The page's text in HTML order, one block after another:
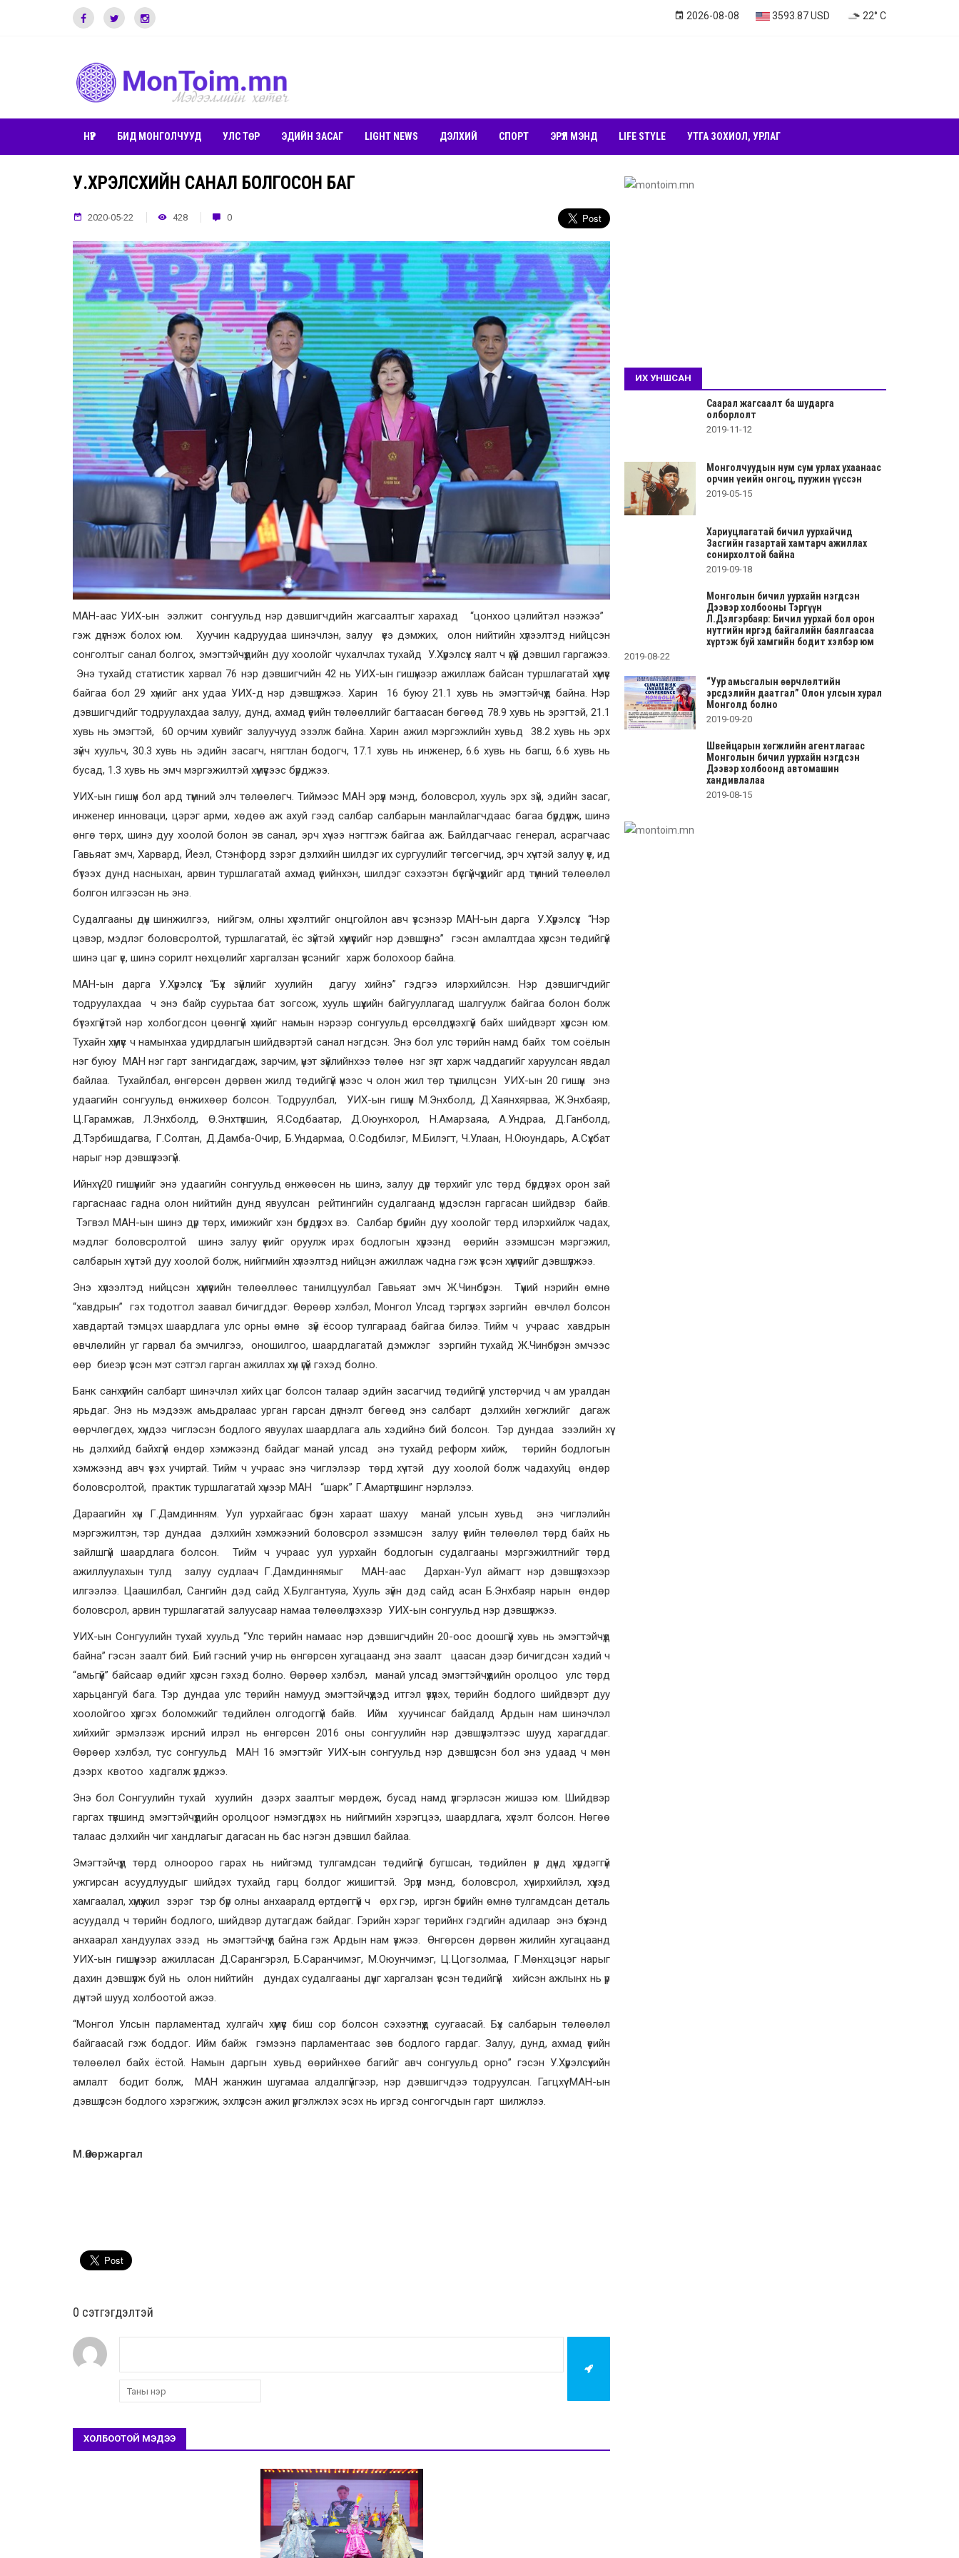
2026-08-08 3593.87 USD 22° C
НҮҮР БИД МОНГОЛЧУУД УЛС ТӨР ЭДИЙН ЗАСАГ LIGHT NEWS ДЭЛХИЙ СПОРТ ЭРҮҮЛ МЭНД LIFE STYLE УТГА ЗОХИОЛ, УРЛАГ
У.ХҮРЭЛСҮХИЙН САНАЛ БОЛГОСОН БАГ
2020-05-22 428 0
МАН-аас УИХ-ын ээлжит сонгуульд нэр дэвшигчдийн жагсаалтыг харахад “цонхоо цэлийтэл нээжээ”
гэж дүгнэж болох юм. Хуучин кадруудаа шинэчлэн, залуу үеэ дэмжих, олон нийтийн хүлээлтэд нийцсэн
сонголтыг санал болгох, эмэгтэйчүүдийн дуу хоолойг чухалчлах тухайд У.Хүрэлсүх яалт ч үгүй дэвшил гаргажээ.
Энэ тухайд статистик харвал 76 нэр дэвшигчийн 42 нь УИХ-ын гишүүнээр ажиллаж байсан туршлагатай хүмүүс
байгаа бол 29 хүнийг анх удаа УИХ-д нэр дэвшүүлжээ. Харин 16 буюу 21.1 хувь нь эмэгтэйчүүд байна. Нэр
дэвшигчдийг тодруулахдаа залуу, дунд, ахмад үеийн төлөөллийг багтаасан бөгөөд 78.9 хувь нь эрэгтэй, 21.1
хувь нь эмэгтэй, 60 орчим хувийг залуучууд эзэлж байна. Харин ажил мэргэжлийн хувьд 38.2 хувь нь эрх
зүйч хуульч, 30.3 хувь нь эдийн засагч, нягтлан бодогч, 17.1 хувь нь инженер, 6.6 хувь нь багш, 6.6 хувь нь
бусад, 1.3 хувь нь эмч мэргэжилтэй хүмүүсээс бүрджээ.
УИХ-ын гишүүн бол ард түмний элч төлөөлөгч. Тиймээс МАН эрүүл мэнд, боловсрол, хууль эрх зүй, эдийн засаг,
инженер инноваци, цэрэг арми, хөдөө аж ахуй гээд салбар салбарын манлайлагчдаас багаа бүрдүүлж, шинэ
өнгө төрх, шинэ дуу хоолой болон эв санал, эрч хүчээ нэгтгэж байгаа аж. Байлдагчаас генерал, асрагчаас
Гавьяат эмч, Харвард, Йеэл, Стэнфорд зэрэг дэлхийн шилдэг их сургуулийг төгсөгчид, эрч хүчтэй залуу үе, ид
бүтээх дунд насныхан, арвин туршлагатай ахмад үеийнхэн, шилдэг сэхээтэн бүсгүйчүүдийг ард түмний төлөөлөл
болгон илгээсэн нь энэ.
Судалгааны дүн шинжилгээ, нийгэм, олны хүсэлтийг онцгойлон авч үзсэнээр МАН-ын дарга У.Хүрэлсүх “Нэр
цэвэр, мэдлэг боловсролтой, туршлагатай, ёс зүйтэй хүмүүсийг нэр дэвшүүлнэ” гэсэн амлалтдаа хүрсэн төдийгүй
шинэ цаг үе, шинэ сорилт нөхцөлийг харгалзан үзсэнийг харж болохоор байна.
МАН-ын дарга У.Хүрэлсүх “Бүх зүйлийг хуулийн дагуу хийнэ” гэдгээ илэрхийлсэн. Нэр дэвшигчдийг
тодруулахдаа ч энэ байр суурьтаа бат зогсож, хууль шүүхийн байгууллагад шалгуулж байгаа болон болж
бүтэхгүйтэй нэр холбогдсон цөөнгүй хүнийг намын нэрээр сонгуульд өрсөлдүүлэхгүй байх шийдвэрт хүрсэн юм.
Тухайн хүмүүс ч намынхаа удирдлагын шийдвэртэй санал нэгдсэн. Энэ бол улс төрийн намд байх том соёлын
нэг буюу МАН нэг гарт зангидагдаж, зарчим, үнэт зүйлийнхээ төлөө нэг зүгт харж чаддагийг харуулсан явдал
байлаа. Тухайлбал, өнгөрсөн дөрвөн жилд төдийгүй үүнээс ч олон жил төр түшилцсэн УИХ-ын 20 гишүүн энэ
удаагийн сонгуульд өнжихөөр болсон. Тодруулбал, УИХ-ын гишүүн М.Энхболд, Д.Хаянхярваа, Ж.Энхбаяр,
Ц.Гарамжав, Л.Энхболд, Ө.Энхтүвшин, Я.Содбаатар, Д.Оюунхорол, Н.Амарзаяа, А.Ундраа, Д.Ганболд,
Д.Тэрбишдагва, Г.Солтан, Д.Дамба-Очир, Б.Ундармаа, О.Содбилэг, М.Билэгт, Ч.Улаан, Н.Оюундарь, А.Сүхбат
нарыг нэр дэвшүүлээгүй.
Ийнхүү 20 гишүүнийг энэ удаагийн сонгуульд өнжөөсөн нь шинэ, залуу дүр төрхийг улс төрд бүрдүүлэх орон зай
гаргаснаас гадна олон нийтийн дунд явуулсан рейтингийн судалгаанд үндэслэн гаргасан шийдвэр байв.
Тэгвэл МАН-ын шинэ дүр төрх, имижийг хэн бүрдүүлэх вэ. Салбар бүрийн дуу хоолойг төрд илэрхийлж чадах,
мэдлэг боловсролтой шинэ залуу үеийг оруулж ирэх бодлогын хүрээнд өөрийн эзэмшсэн мэргэжил,
салбарын хүчтэй дуу хоолой болж, нийгмийн хүлээлтэд нийцэн ажиллаж чадна гэж үзсэн хүмүүсийг дэвшүүлжээ.
Энэ хүлээлтэд нийцсэн хүмүүсийн төлөөллөөс танилцуулбал Гавьяат эмч Ж.Чинбүрэн. Түүний нэрийн өмнө
“хавдрын” гэх тодотгол заавал бичигддэг. Өөрөөр хэлбэл, Монгол Улсад тэргүүлэх зэргийн өвчлөл болсон
хавдартай тэмцэх шаардлага улс орны өмнө зүй ёсоор тулгараад байгаа билээ. Тийм ч учраас хавдрын
өвчлөлийн уг гарвал ба эмчилгээ, оношилгоо, шаардлагатай дэмжлэг зэргийн тухайд Ж.Чинбүрэн эмчээс
өөр биеэр үзсэн мэт сэтгэл гарган ажиллах хүн үгүй гэхэд болно.
Банк санхүүгийн салбарт шинэчлэл хийх цаг болсон талаар эдийн засагчид төдийгүй улстөрчид ч ам уралдан
ярьдаг. Энэ нь мэдээж амьдралаас урган гарсан дүгнэлт бөгөөд энэ салбарт дэлхийн хөгжлийг дагаж
өөрчлөгдөх, хүндээ чиглэсэн бодлого явуулах шаардлага аль хэдийнэ бий болсон. Тэр дундаа зээлийн хүү
нь дэлхийд байхгүй өндөр хэмжээнд байдаг манай улсад энэ тухайд реформ хийж, төрийн бодлогын
хэмжээнд авч үзэх учиртай. Тийм ч учраас энэ чиглэлээр төрд хүчтэй дуу хоолой болж чадахуйц өндөр
боловсролтой, практик туршлагатай хүнээр МАН “шарк” Г.Амартүвшинг нэрлэлээ.
Дараагийн хүн Г.Дамдинням. Уул уурхайгаас бүрэн хараат шахуу манай улсын хувьд энэ чиглэлийн
мэргэжилтэн, тэр дундаа дэлхийн хэмжээний боловсрол эзэмшсэн залуу үеийн төлөөлөл төрд байх нь
зайлшгүй шаардлага болсон. Тийм ч учраас уул уурхайн бодлогын судалгааны мэргэжилтнийг төрд
ажиллуулахын тулд залуу судлаач Г.Дамдиннямыг МАН-аас Дархан-Уул аймагт нэр дэвшүүлэхээр
илгээлээ. Цаашилбал, Сангийн дэд сайд Х.Булгантуяа, Хууль зүйн дэд сайд асан Б.Энхбаяр нарын өндөр
боловсрол, арвин туршлагатай залуусаар намаа төлөөлүүлэхээр УИХ-ын сонгуульд нэр дэвшүүлжээ.
УИХ-ын Сонгуулийн тухай хуульд “Улс төрийн намаас нэр дэвшигчдийн 20-оос доошгүй хувь нь эмэгтэйчүүд
байна” гэсэн заалт бий. Бий гэсний учир нь өнгөрсөн хугацаанд энэ заалт цаасан дээр бичигдсэн хэдий ч
“амьгүй” байсаар өдийг хүрсэн гэхэд болно. Өөрөөр хэлбэл, манай улсад эмэгтэйчүүдийн оролцоо улс төрд
харьцангуй бага. Тэр дундаа улс төрийн намууд эмэгтэйчүүдэд итгэл үзүүлэх, төрийн бодлого шийдвэрт дуу
хоолойгоо хүргэх боломжийг төдийлөн олгодоггүй байв. Ийм хуучинсаг байдалд Ардын нам шинэчлэл
хийхийг эрмэлзэж ирсний илрэл нь өнгөрсөн 2016 оны сонгуулийн нэр дэвшүүлэлтээс шууд харагддаг.
Өөрөөр хэлбэл, тус сонгуульд МАН 16 эмэгтэйг УИХ-ын сонгуульд нэр дэвшүүлсэн бол энэ удаад ч мөн
дээрх квотоо хадгалж үлджээ.
Энэ бол Сонгуулийн тухай хуулийн дээрх заалтыг мөрдөж, бусад намд үлгэрлэсэн жишээ юм. Шийдвэр
гаргах түвшинд эмэгтэйчүүдийн оролцоог нэмэгдүүлэх нь нийгмийн хэрэгцээ, шаардлага, хүсэлт болсон. Нөгөө
талаас дэлхийн чиг хандлагыг дагасан нь бас нэгэн дэвшил байлаа.
Эмэгтэйчүүд төрд олноороо гарах нь нийгэмд тулгамдсан төдийгүй бугшсан, төдийлөн үр дүнд хүрдэггүй
ужгирсан асуудлуудыг шийдэх тухайд гарц болдог жишигтэй. Эрүүл мэнд, боловсрол, хүчирхийлэл, хүүхэд
хамгаалал, хүмүүжил зэрэг тэр бүр олны анхааралд өртдөггүй ч өрх гэр, иргэн бүрийн өмнө тулгамдсан деталь
асуудалд ч төрийн бодлого, шийдвэр дутагдаж байдаг. Гэрийн хэрэг төрийнх гэдгийн адилаар энэ бүхэнд
анхаарал хандуулах эзэд нь эмэгтэйчүүд байна гэж Ардын нам үзжээ. Өнгөрсөн дөрвөн жилийн хугацаанд
УИХ-ын гишүүнээр ажилласан Д.Сарангэрэл, Б.Саранчимэг, М.Оюунчимэг, Ц.Цогзолмаа, Г.Мөнхцэцэг нарыг
дахин дэвшүүлж буй нь олон нийтийн дундах судалгааны дүнг харгалзан үзсэн төдийгүй хийсэн ажлынх нь үр
дүнтэй шууд холбоотой ажээ.
“Монгол Улсын парламентад хулгайч хүмүүс биш сор болсон сэхээтнүүд суугаасай. Бүх салбарын төлөөлөл
байгаасай гэж боддог. Ийм байж гэмээнэ парламентаас зөв бодлого гардаг. Залуу, дунд, ахмад үеийн
төлөөлөл байх ёстой. Намын даргын хувьд өөрийнхөө багийг авч сонгуульд орно” гэсэн У.Хүрэлсүхийн
амлалт бодит болж, МАН жанжин шугамаа алдалгүйгээр, нэр дэвшигчдээ тодруулсан. Гагцхүү МАН-ын
дэвшүүлсэн бодлого хэрэгжиж, эхлүүлсэн ажил үргэлжлэх эсэх нь иргэд сонгогчдын гарт шилжлээ.
М.Өнөржаргал
0 cэтгэгдэлтэй
ХОЛБООТОЙ МЭДЭЭ
ИХ УНШСАН
Саарал жагсаалт ба шударга
олборлолт
2019-11-12
Монголчуудын нум сум урлах ухаанаас
орчин үеийн онгоц, пуужин үүссэн
2019-05-15
Хариуцлагатай бичил уурхайчид
Засгийн газартай хамтарч ажиллах
сонирхолтой байна
2019-09-18
Монголын бичил уурхайн нэгдсэн
Дээвэр холбооны Тэргүүн
Л.Дэлгэрбаяр: Бичил уурхай бол орон
нутгийн иргэд байгалийн баялгаасаа
хүртэж буй хамгийн бодит хэлбэр юм
2019-08-22
“Уур амьсгалын өөрчлөлтийн
эрсдэлийн даатгал” Олон улсын хурал
Монголд болно
2019-09-20
Швейцарын хөгжлийн агентлагаас
Монголын бичил уурхайн нэгдсэн
Дээвэр холбоонд автомашин
хандивлалаа
2019-08-15